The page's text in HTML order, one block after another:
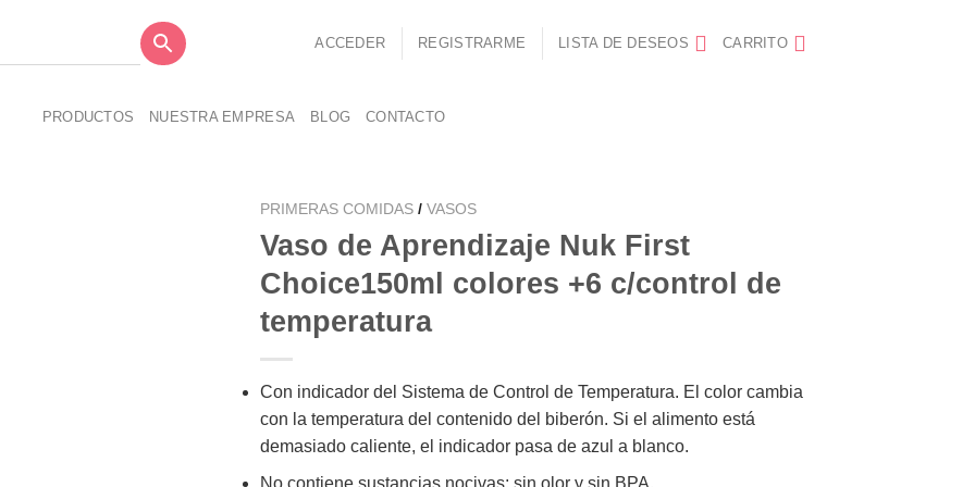
ACCEDER REGISTRARME LISTA DE DESEOS CARRITO
PRODUCTOS NUESTRA EMPRESA BLOG CONTACTO
PRIMERAS COMIDAS / VASOS
Vaso de Aprendizaje Nuk First
Choice150ml colores +6 c/control de
temperatura
Con indicador del Sistema de Control de Temperatura. El color cambia
con la temperatura del contenido del biberón. Si el alimento está
demasiado caliente, el indicador pasa de azul a blanco.